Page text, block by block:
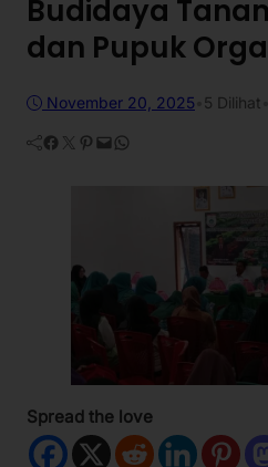
Budidaya
dan Pupuk
November 20, 2025 5 Dilihat
Facebook Twitter Pinterest Mail WhatsApp
Spread the love